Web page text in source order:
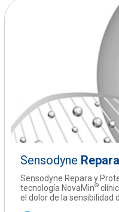
Sensodyne
Sensodyne Repara y
tecnología NovaMin®
el dolor de la sensibilidad